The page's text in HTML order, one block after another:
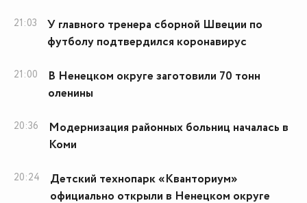
21:03
У главного тренера сборной Швеции по
футболу подтвердился коронавирус
21:00
В Ненецком округе заготовили 70 тонн
оленины
20:36
Модернизация районных больниц началась в
Коми
20:24
Детский технопарк «Кванториум»
официально открыли в Ненецком округе